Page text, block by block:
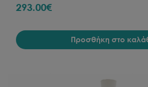
293.00€
Προσθήκη στο